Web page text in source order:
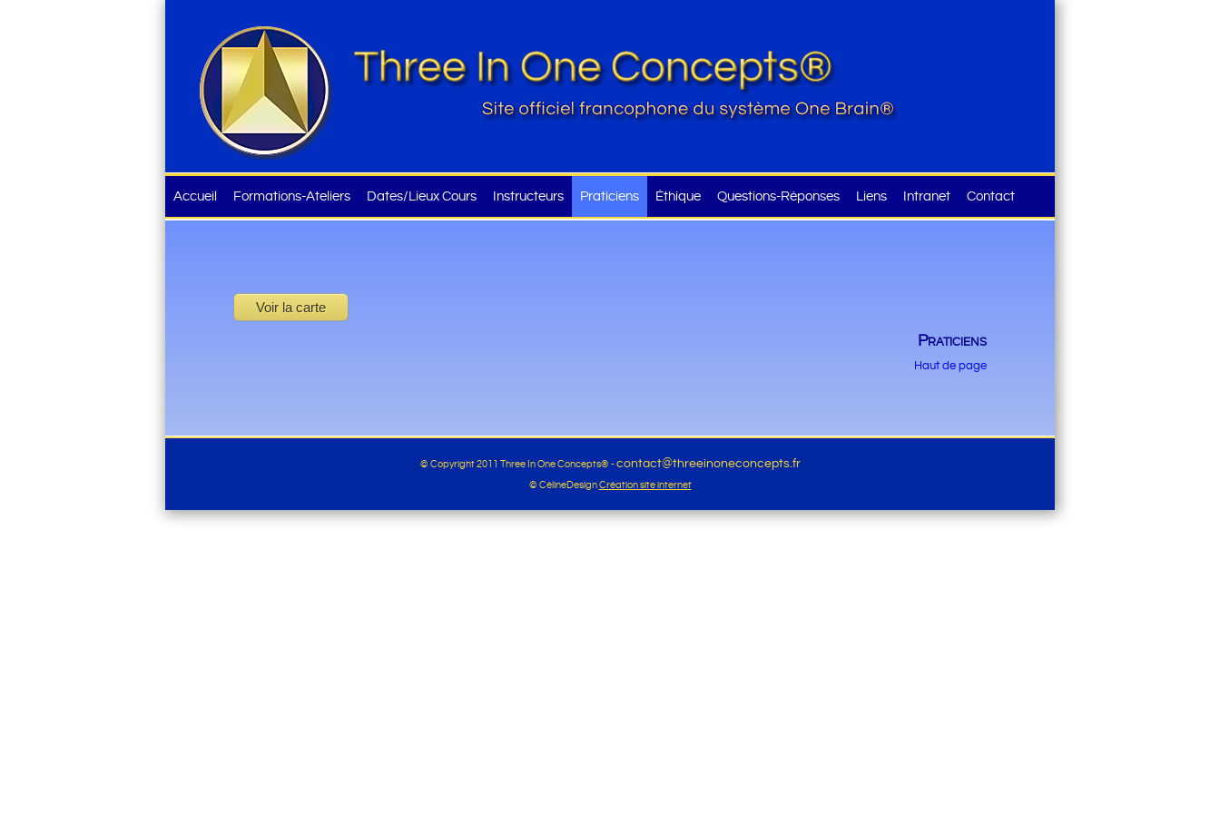
Accueil Formations-Ateliers Dates/Lieux Cours Instructeurs Praticiens Éthique Questions-Réponses Liens Intranet Contact
Voir la carte
Praticiens
Haut de page
© Copyright 2011 Three In One Concepts® -contact@threeinoneconcepts.fr
© CélineDesignCréation site internet